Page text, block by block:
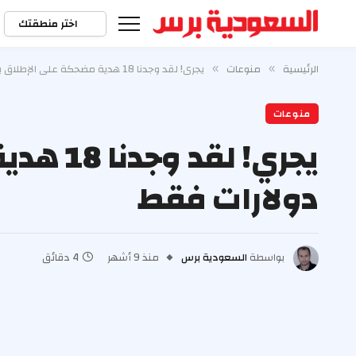
اختر منطقتك
الرئيسية » منوعات » يجري! لقد وجدنا 18 هدية مضحكة على الإطلاق بدءًا من 4 دولارات فقط
منوعات
دولارات فقط
بواسطة السعودية برس منذ 9 أشهر 4 دقائق